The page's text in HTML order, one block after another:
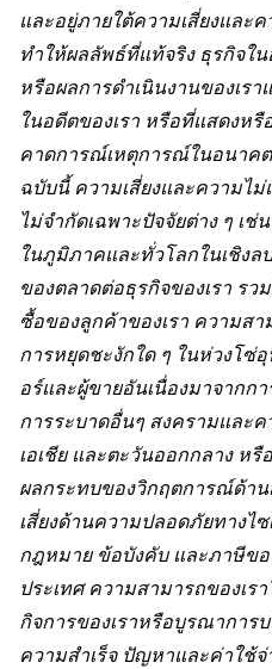
และอยู่ภายใต้ความเสี่ยงแล
ทำให้ผลลัพธ์ที่แท้จริง ธุรกิจใ
หรือผลการดำเนินงานของเร
ในอดีตของเรา หรือที่แสดงห
คาดการณ์เหตุการณ์ในอนาค
ฉบับนี้ ความเสี่ยงและความไ
ไม่จำกัดเฉพาะปัจจัยต่าง ๆ เ
ในภูมิภาคและทั่วโลกในเชิง
ของตลาดต่อธุรกิจของเรา ร
ซื้อของลูกค้าของเรา ความสา
การหยุดชะงักใด ๆ ในห่วงโซ่
อร์และผู้ขายอันเนื่องมาจากก
การระบาดอื่นๆ สงครามและค
เอเชีย และตะวันออกกลาง ห
ผลกระทบของวิกฤตการณ์ด้า
เสี่ยงด้านความปลอดภัยทางไซ
กฎหมาย ข้อบังคับ และภาษีขอ
ประเทศ ความสามารถของเ
กิจการของเราหรือบูรณากา
ความสำเร็จ ปัญหาและค่าใช้